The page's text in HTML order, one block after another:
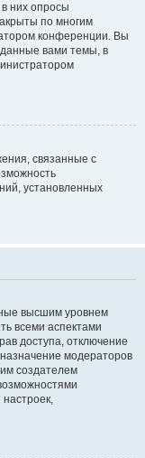
них опросы
по многим
конференции. Вы
вами темы, в
связанные с
установленных
высшим уровнем
всеми аспектами
доступа, отключение
модераторов
создателем